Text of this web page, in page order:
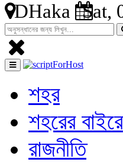
DHaka Sat,
শহর
শহরের বাইরে
রাজনীতি